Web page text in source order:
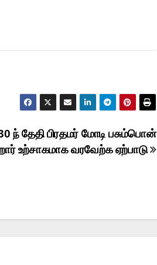
ந் தேதி பிரதமர் மோடி பசும்பொன்
உற்சாகமாக வரவேற்க ஏற்பாடு